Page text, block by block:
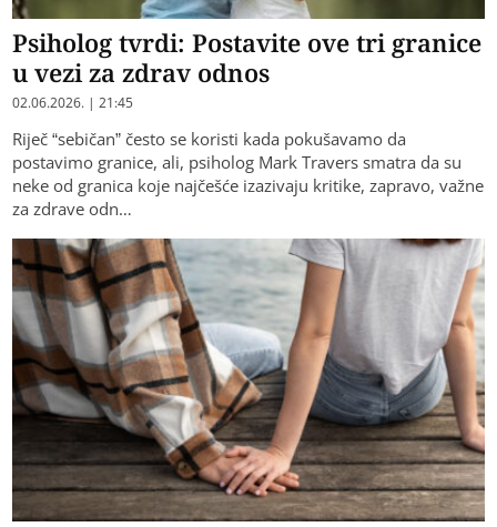
Psiholog tvrdi: Postavite ove tri granice
u vezi za zdrav odnos
02.06.2026. | 21:45
Riječ “sebičan” često se koristi kada pokušavamo da
postavimo granice, ali, psiholog Mark Travers smatra da su
neke od granica koje najčešće izazivaju kritike, zapravo, važne
za zdrave odn…